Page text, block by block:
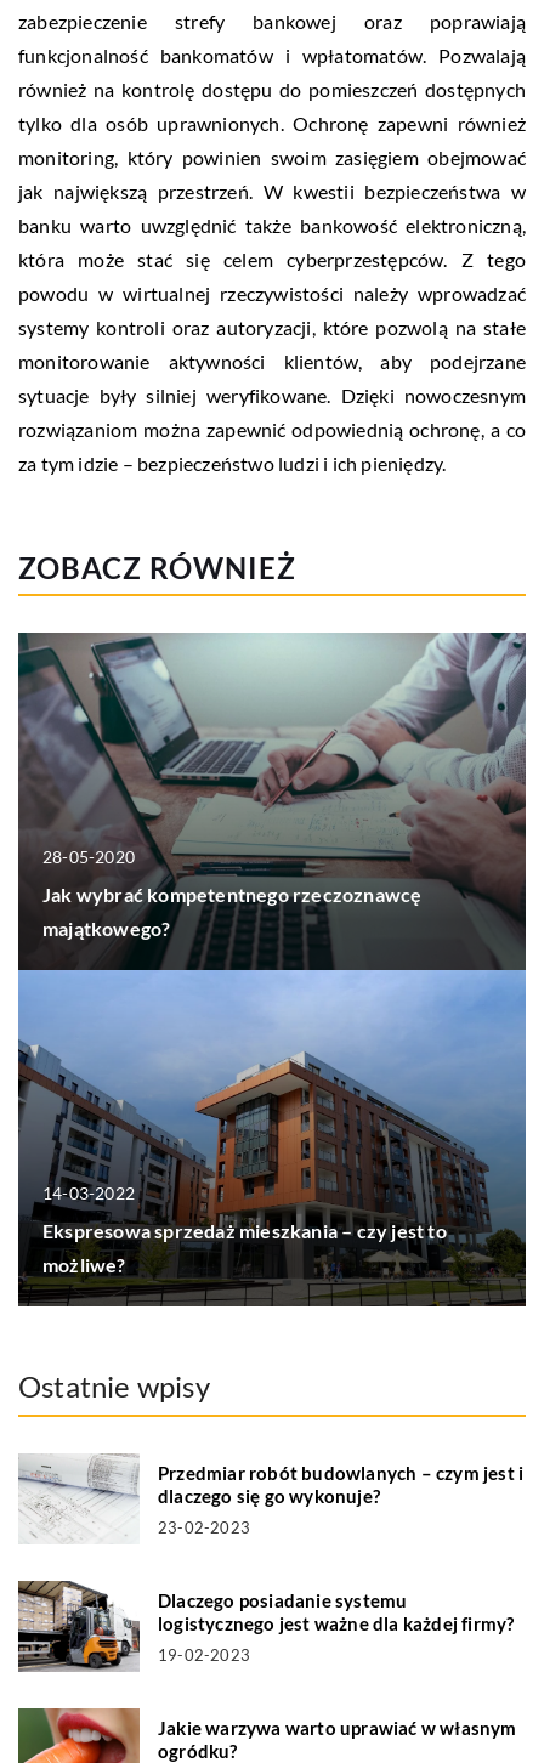
zabezpieczenie strefy bankowej oraz poprawiają
funkcjonalność bankomatów i wpłatomatów. Pozwalają
również na kontrolę dostępu do pomieszczeń dostępnych
tylko dla osób uprawnionych. Ochronę zapewni również
monitoring, który powinien swoim zasięgiem obejmować
jak największą przestrzeń. W kwestii bezpieczeństwa w
banku warto uwzględnić także bankowość elektroniczną,
która może stać się celem cyberprzestępców. Z tego
powodu w wirtualnej rzeczywistości należy wprowadzać
systemy kontroli oraz autoryzacji, które pozwolą na stałe
monitorowanie aktywności klientów, aby podejrzane
sytuacje były silniej weryfikowane. Dzięki nowoczesnym
rozwiązaniom można zapewnić odpowiednią ochronę, a co
za tym idzie – bezpieczeństwo ludzi i ich pieniędzy.
ZOBACZ RÓWNIEŻ
28-05-2020
Jak wybrać kompetentnego rzeczoznawcę
majątkowego?
14-03-2022
Ekspresowa sprzedaż mieszkania – czy jest to
możliwe?
Ostatnie wpisy
Przedmiar robót budowlanych – czym jest i
dlaczego się go wykonuje?
23-02-2023
Dlaczego posiadanie systemu
logistycznego jest ważne dla każdej firmy?
19-02-2023
Jakie warzywa warto uprawiać w własnym
ogródku?